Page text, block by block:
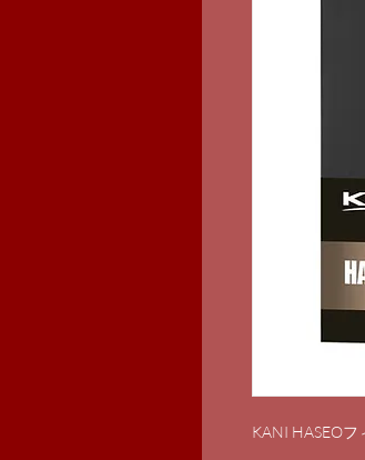
KANI HASEO